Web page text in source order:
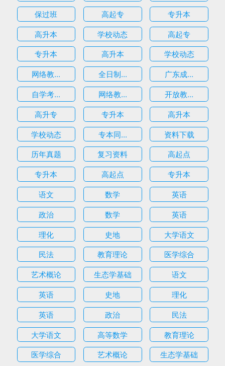
保过班
高起专
专升本
高升本
学校动态
高起专
专升本
高升本
学校动态
网络教...
全日制...
广东成...
自学考...
网络教...
开放教...
高升专
专升本
高升本
学校动态
专本同...
资料下载
历年真题
复习资料
高起点
专升本
高起点
专升本
语文
数学
英语
政治
数学
英语
理化
史地
大学语文
民法
教育理论
医学综合
艺术概论
生态学基础
语文
英语
史地
理化
英语
政治
民法
大学语文
高等数学
教育理论
医学综合
艺术概论 生态学基础